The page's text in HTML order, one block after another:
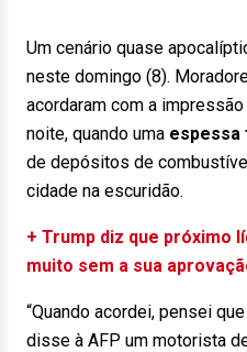
Um cenário quase
neste domingo (8).
acordaram com a
noite, quando uma espessa
de depósitos de
cidade na escuridão.
+ Trump diz que próximo
muito sem a sua
“Quando acordei, pensei
disse à AFP um motorista